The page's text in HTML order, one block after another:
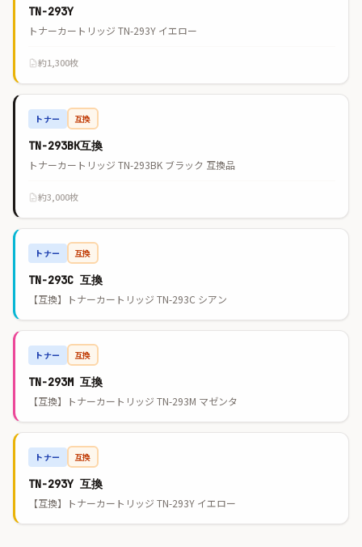
TN-293Y
トナーカートリッジ TN-293Y イエロー
約1,300枚
トナー 互換
TN-293BK互換
トナーカートリッジ TN-293BK ブラック 互換品
約3,000枚
トナー 互換
TN-293C 互換
【互換】トナーカートリッジ TN-293C シアン
トナー 互換
TN-293M 互換
【互換】トナーカートリッジ TN-293M マゼンタ
トナー 互換
TN-293Y 互換
【互換】トナーカートリッジ TN-293Y イエロー